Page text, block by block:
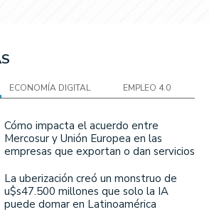
ECONOMÍA DIGITAL EMPLEO 4.0
Cómo impacta el acuerdo entre
Mercosur y Unión Europea en las
empresas que exportan o dan servicios
La uberización creó un monstruo de
u$s47.500 millones que solo la IA
puede domar en Latinoamérica